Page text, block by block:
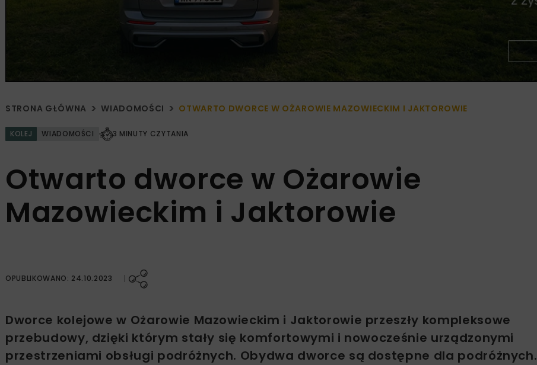
STRONA GŁÓWNA WIADOMOŚCI OTWARTO DWORCE W OŻAROWIE MAZOWIECKIM I JAKTOROWIE
KOLEJ WIADOMOŚCI 3 MINUTY CZYTANIA
Otwarto dworce w Ożarowie
Mazowieckim i Jaktorowie
OPUBLIKOWANO: 24.10.2023
Dworce kolejowe w Ożarowie Mazowieckim i Jaktorowie przeszły kompleksowe
przebudowy, dzięki którym stały się komfortowymi i nowocześnie urządzonymi
przestrzeniami obsługi podróżnych. Obydwa dworce są dostępne dla podróżnych.